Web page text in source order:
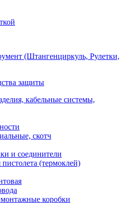
(Штангенциркуль, Рулетки,
защиты
кабельные системы,
скотч
и соединители
(термоклей)
коробки